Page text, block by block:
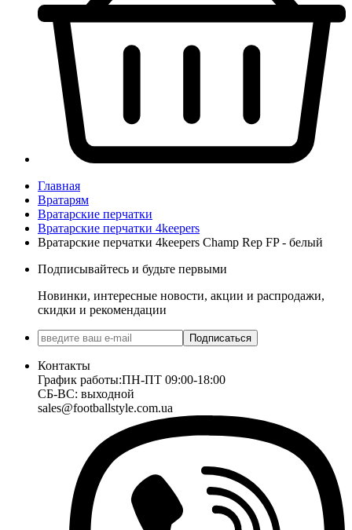
Главная
Вратарям
Вратарские перчатки
Вратарские перчатки 4keepers
Вратарские перчатки 4keepers Champ Rep FP - белый
Подписывайтесь и будьте первыми
Новинки, интересные новости, акции и распродажи,
скидки и рекомендации
Подписаться
Контакты
График работы:ПН-ПТ 09:00-18:00
СБ-ВС: выходной
sales@footballstyle.com.ua